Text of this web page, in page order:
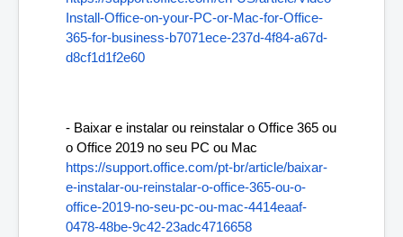
Install-Office-on-your-PC-or-Mac-for-Office-
365-for-business-b7071ece-237d-4f84-a67d-
d8cf1d1f2e60
- Baixar e instalar ou reinstalar o Office 365 ou
o Office 2019 no seu PC ou Mac
https://support.office.com/pt-br/article/baixar-
e-instalar-ou-reinstalar-o-office-365-ou-o-
office-2019-no-seu-pc-ou-mac-4414eaaf-
0478-48be-9c42-23adc4716658